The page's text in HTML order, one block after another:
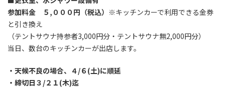
参加料金 ５,０００円（税込） ※キッチンカーで利用できる金券
と引き換え
（テントサウナ持参者3,000円分・テントサウナ無2,000円分）
当日、数台のキッチンカーが出店します。
・天候不良の場合、４/６(土)に順延
・締切日３/２１(木)迄